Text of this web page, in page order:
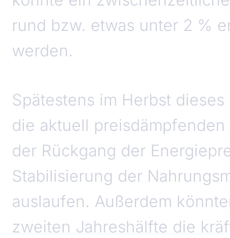
rund bzw. etwas unter 2 %
werden.
Spätestens im Herbst
die aktuell
der Rückgang der
Stabilisierung der
auslaufen. Außerdem
zweiten Jahreshälfte die